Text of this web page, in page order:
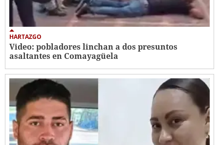
HARTAZGO
Video: pobladores linchan a dos presuntos
asaltantes en Comayagüela